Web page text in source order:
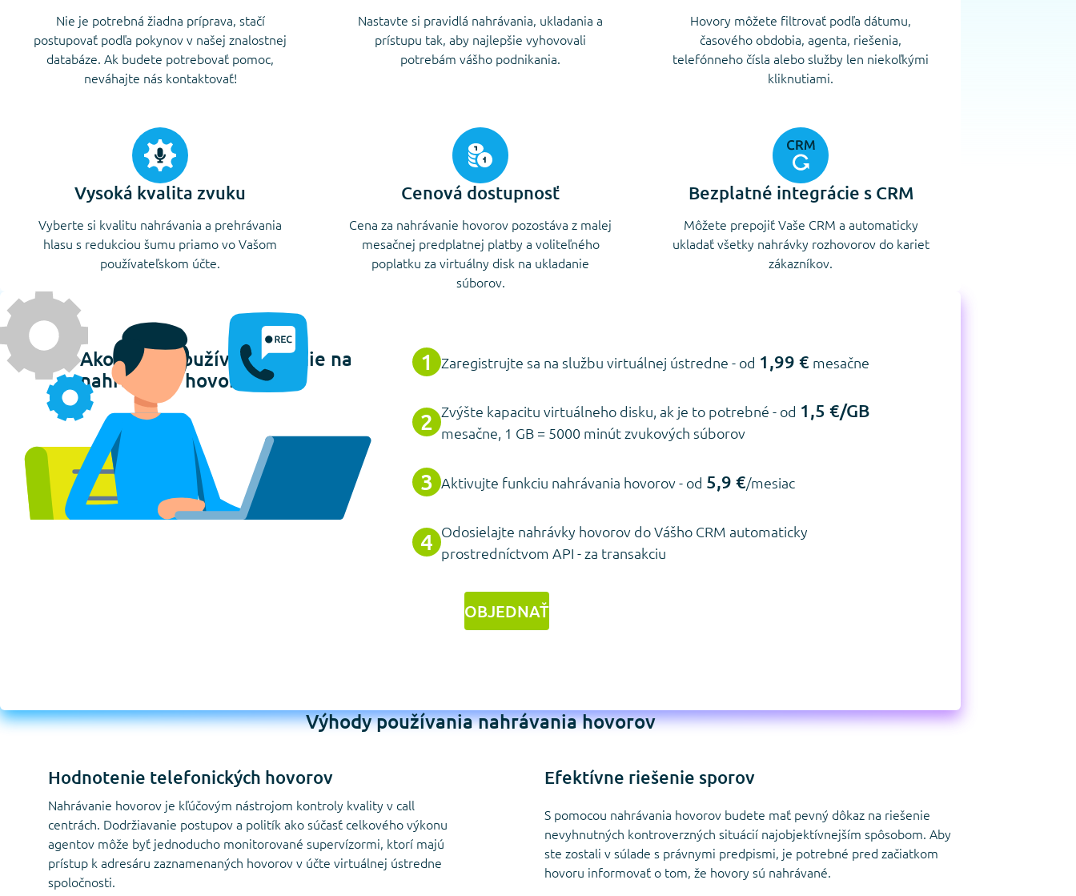
Nie je potrebná žiadna príprava, stačí
postupovať podľa pokynov v našej znalostnej
databáze. Ak budete potrebovať pomoc,
neváhajte nás kontaktovať!
Nastavte si pravidlá nahrávania, ukladania a
prístupu tak, aby najlepšie vyhovovali
potrebám vášho podnikania.
Hovory môžete filtrovať podľa dátumu,
časového obdobia, agenta, riešenia,
telefónneho čísla alebo služby len niekoľkými
kliknutiami.
Vysoká kvalita zvuku
Vyberte si kvalitu nahrávania a prehrávania
hlasu s redukciou šumu priamo vo Vašom
používateľskom účte.
Cenová dostupnosť
Cena za nahrávanie hovorov pozostáva z malej
mesačnej predplatnej platby a voliteľného
poplatku za virtuálny disk na ukladanie
súborov.
Bezplatné integrácie s CRM
Môžete prepojiť Vaše CRM a automaticky
ukladať všetky nahrávky rozhovorov do kariet
zákazníkov.
Ako začať používať riešenie na
nahrávanie hovorov?
Zaregistrujte sa na službu virtuálnej ústredne - od 1,99 € mesačne
Zvýšte kapacitu virtuálneho disku, ak je to potrebné - od 1,5 €/GB
mesačne, 1 GB = 5000 minút zvukových súborov
Aktivujte funkciu nahrávania hovorov - od 5,9 €/mesiac
Odosielajte nahrávky hovorov do Vášho CRM automaticky
prostredníctvom API - za transakciu
OBJEDNAŤ
Výhody používania nahrávania hovorov
Hodnotenie telefonických hovorov
Nahrávanie hovorov je kľúčovým nástrojom kontroly kvality v call
centrách. Dodržiavanie postupov a politík ako súčasť celkového výkonu
agentov môže byť jednoducho monitorované supervízormi, ktorí majú
prístup k adresáru zaznamenaných hovorov v účte virtuálnej ústredne
spoločnosti.
Efektívne riešenie sporov
S pomocou nahrávania hovorov budete mať pevný dôkaz na riešenie
nevyhnutných kontroverzných situácií najobjektívnejším spôsobom. Aby
ste zostali v súlade s právnymi predpismi, je potrebné pred začiatkom
hovoru informovať o tom, že hovory sú nahrávané.